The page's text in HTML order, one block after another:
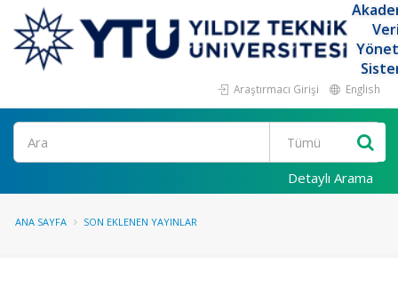
Araştırmacı Girişi English
Ara
Detaylı Arama
ANA SAYFA SON EKLENEN YAYINLAR